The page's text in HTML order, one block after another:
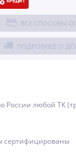
России любой ТК
сертифицированы
ВСЕ СПОСОБЫ
ПОДРОБНЕЕ О